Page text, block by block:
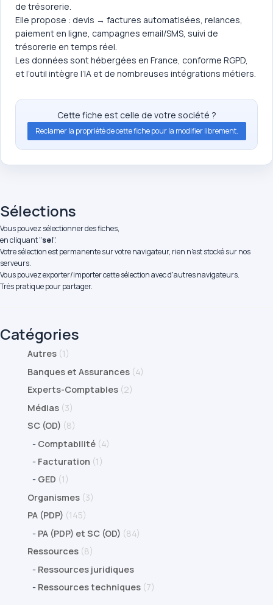
de trésorerie.
Elle propose : devis → factures automatisées, relances,
paiement en ligne, campagnes email/SMS, suivi de
trésorerie en temps réel.
Les données sont hébergées en France, conforme RGPD,
et l’outil intègre l’IA et de nombreuses intégrations métiers.
Cette fiche est celle de votre société ?
Reclamer la propriété de cette fiche pour la modifier librement.
Sélections
Vous pouvez sélectionner des fiches,
en cliquant "sel".
Votre sélection est permanente sur votre navigateur, rien n'est stocké sur nos
serveurs.
Vous pouvez exporter/importer cette sélection avec d'autres navigateurs.
Très pratique pour partager.
Catégories
Autres (1)
Banques et Assurances (4)
Experts-Comptables (2)
Médias (3)
SC (OD) (8)
- Comptabilité (4)
- Facturation (1)
- GED (1)
Organismes (3)
PA (PDP) (145)
- PA (PDP) et SC (OD) (84)
Ressources (8)
- Ressources juridiques
- Ressources techniques (7)